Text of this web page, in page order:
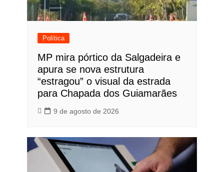
Política
MP mira pórtico da Salgadeira e
apura se nova estrutura
“estragou” o visual da estrada
para Chapada dos Guiamarães
9 de agosto de 2026